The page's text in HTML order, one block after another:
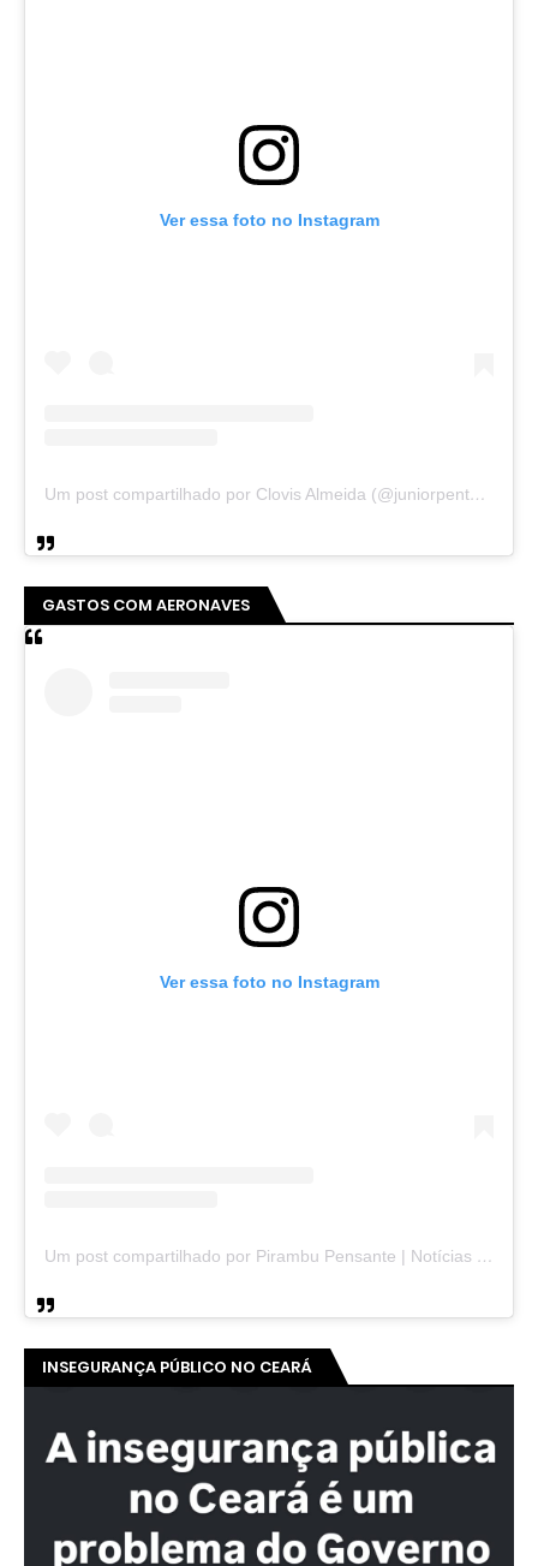
Ver essa foto no Instagram
Um post compartilhado por Clovis Almeida (@juniorpentecoste01)
GASTOS COM AERONAVES
Ver essa foto no Instagram
Um post compartilhado por Pirambu Pensante | Notícias & Entretenimento (@pirambupensante)
INSEGURANÇA PÚBLICO NO CEARÁ